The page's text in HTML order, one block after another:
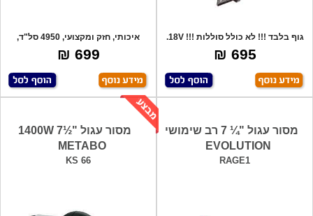
גוף בלבד !!! לא כולל סוללות !!! 18V.
מה
695 ₪
איכותי, חזק ומקצועי, 4950 סל"ד,
חיתוך ב-
699 ₪
מסור עגול "¼ 7 רב שימושי
EVOLUTION
RAGE1
מסור עגול "½7 1400W
METABO
KS 66